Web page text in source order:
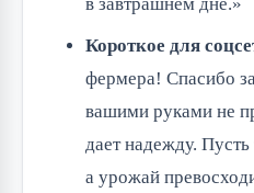
в завтрашнем дне.»
Короткое для
фермера! Спасибо
вашими руками не
дает надежду.
а урожай